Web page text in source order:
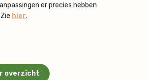
er precies hebben
hier.
overzicht